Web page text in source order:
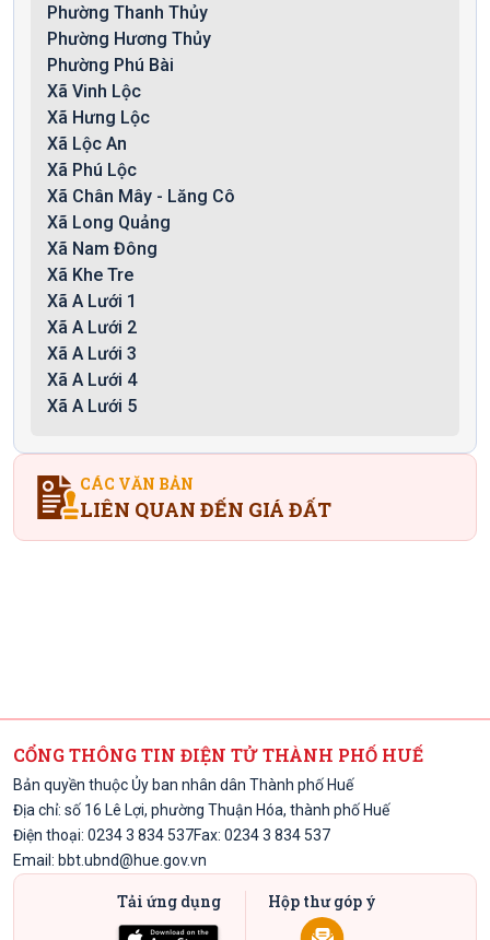
Phường Thanh Thủy
Phường Hương Thủy
Phường Phú Bài
Xã Vinh Lộc
Xã Hưng Lộc
Xã Lộc An
Xã Phú Lộc
Xã Chân Mây - Lăng Cô
Xã Long Quảng
Xã Nam Đông
Xã Khe Tre
Xã A Lưới 1
Xã A Lưới 2
Xã A Lưới 3
Xã A Lưới 4
Xã A Lưới 5
CÁC VĂN BẢN
LIÊN QUAN ĐẾN GIÁ ĐẤT
CỔNG THÔNG TIN ĐIỆN TỬ THÀNH PHỐ HUẾ
Bản quyền thuộc Ủy ban nhân dân Thành phố Huế
Địa chỉ: số 16 Lê Lợi, phường Thuận Hóa, thành phố Huế
Điện thoại: 0234 3 834 537Fax: 0234 3 834 537
Email: bbt.ubnd@hue.gov.vn
Tải ứng dụng Hộp thư góp ý